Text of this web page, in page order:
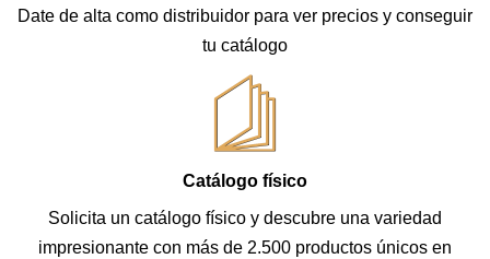
Date de alta como distribuidor para ver precios y conseguir
tu catálogo
Catálogo físico
Solicita un catálogo físico y descubre una variedad
impresionante con más de 2.500 productos únicos en